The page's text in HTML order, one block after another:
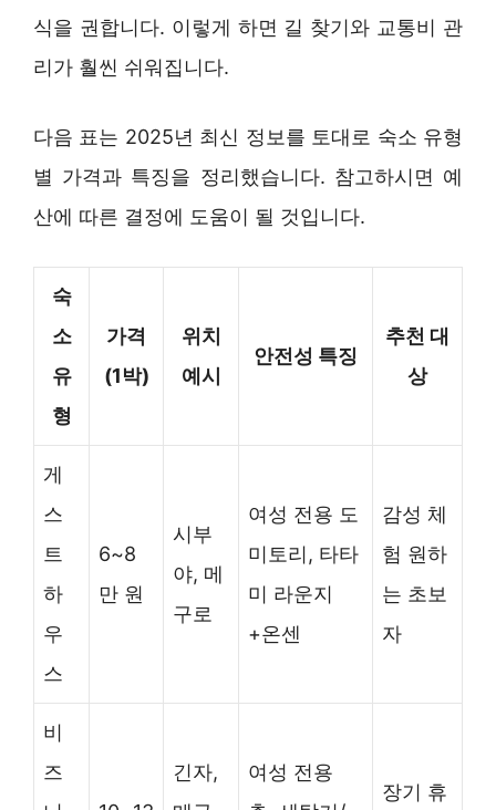
식을 권합니다. 이렇게 하면 길 찾기와 교통비 관
리가 훨씬 쉬워집니다.
다음 표는 2025년 최신 정보를 토대로 숙소 유형
별 가격과 특징을 정리했습니다. 참고하시면 예
산에 따른 결정에 도움이 될 것입니다.
숙
소
유
형
가격
(1박)
위치
예시
안전성 특징
추천 대
상
게
스
트
하
우
스
6~8
만 원
시부
야, 메
구로
여성 전용 도
미토리, 타타
미 라운지
+온센
감성 체
험 원하
는 초보
자
비
즈
긴자,
여성 전용
장기 휴